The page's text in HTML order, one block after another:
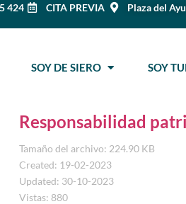
424 CITA PREVIA Plaza del
SOY DE SIERO SOY
Responsabilidad
Tamaño del archivo: 224.90 KB
Created: 19-02-2023
Updated: 30-10-2023
Vistas: 880